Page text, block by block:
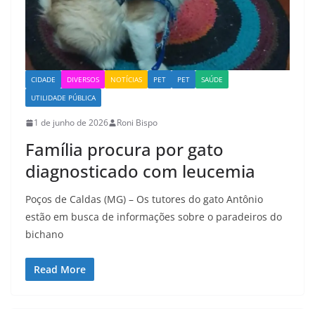
CIDADE DIVERSOS NOTÍCIAS PET PET
SAÚDE
UTILIDADE PÚBLICA
1 de junho de 2026 Roni Bispo
Família procura por gato
diagnosticado com leucemia
Poços de Caldas (MG) – Os tutores do gato Antônio
estão em busca de informações sobre o paradeiros do
bichano
Read More